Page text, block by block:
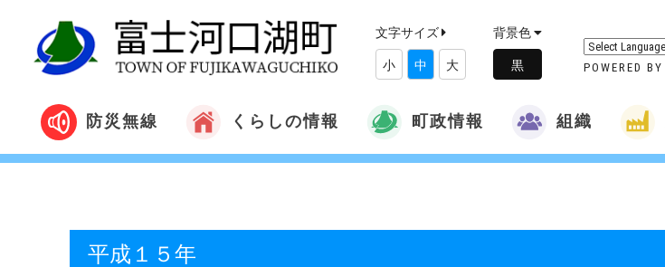
文字サイズ
小 中 大
背景色
POWERED BY
防災無線 くらしの情報 町政情報 組織
平成１５年